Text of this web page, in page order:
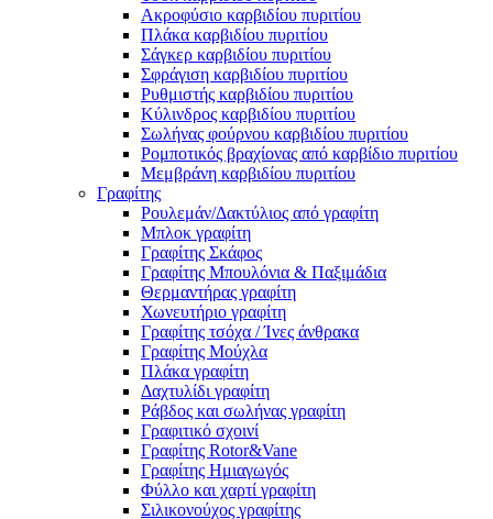
Ακροφύσιο καρβιδίου πυριτίου
Πλάκα καρβιδίου πυριτίου
Σάγκερ καρβιδίου πυριτίου
Σφράγιση καρβιδίου πυριτίου
Ρυθμιστής καρβιδίου πυριτίου
Κύλινδρος καρβιδίου πυριτίου
Σωλήνας φούρνου καρβιδίου πυριτίου
Ρομποτικός βραχίονας από καρβίδιο πυριτίου
Μεμβράνη καρβιδίου πυριτίου
Γραφίτης
Ρουλεμάν/Δακτύλιος από γραφίτη
Μπλοκ γραφίτη
Γραφίτης Σκάφος
Γραφίτης Μπουλόνια & Παξιμάδια
Θερμαντήρας γραφίτη
Χωνευτήριο γραφίτη
Γραφίτης τσόχα / Ίνες άνθρακα
Γραφίτης Μούχλα
Πλάκα γραφίτη
Δαχτυλίδι γραφίτη
Ράβδος και σωλήνας γραφίτη
Γραφιτικό σχοινί
Γραφίτης Rotor&Vane
Γραφίτης Ημιαγωγός
Φύλλο και χαρτί γραφίτη
Σιλικονούχος γραφίτης